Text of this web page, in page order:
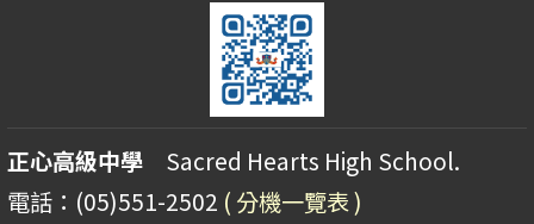
正心高級中學 Sacred Hearts High School.
電話：(05)551-2502 ( 分機一覽表 )